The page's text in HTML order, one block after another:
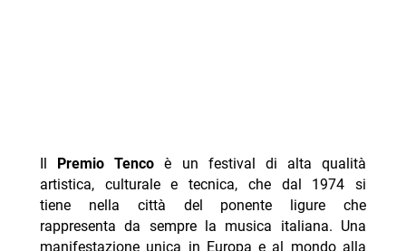
Premio Tenco è un festival di alta qualità
artistica, culturale e tecnica, che dal 1974 si
tiene nella città del ponente ligure che
rappresenta da sempre la musica italiana. Una
manifestazione unica in Europa e al mondo alla